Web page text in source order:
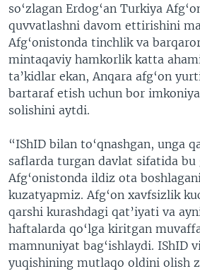
so‘zlagan Erdog‘an Turkiya
quvvatlashni davom ettirishini
Afg‘onistonda tinchlik va
mintaqaviy hamkorlik katta
ta’kidlar ekan, Anqara afg‘on
bartaraf etish uchun bor
solishini aytdi.
“IShID bilan to‘qnashgan, unga
saflarda turgan davlat sifatida bu
Afg‘onistonda ildiz ota
kuzatyapmiz. Afg‘on xavfsizlik
qarshi kurashdagi qat’iyati va
haftalarda qo‘lga kiritgan
mamnuniyat bag‘ishlaydi. IShID
yuqishining mutlaqo oldini olish